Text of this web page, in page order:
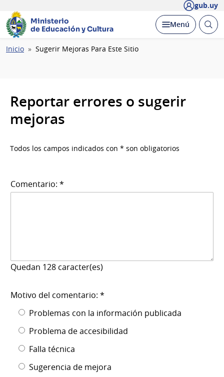
gub.uy
Ministerio
de Educación y Cultura
Desplegar
Menú Abrir
Ruta
Inicio Sugerir Mejoras Para Este Sitio
Reportar errores o sugerir
mejoras
Todos los campos indicados con * son obligatorios
Comentario: *
Quedan 128 caracter(es)
Motivo del comentario: *
Problemas con la información publicada
Problema de accesibilidad
Falla técnica
Sugerencia de mejora